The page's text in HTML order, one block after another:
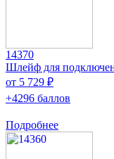
14370
Шлейф для
от 5 729 ₽
+4296 баллов
Подробнее